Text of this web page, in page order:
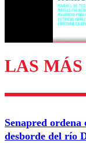
LAS
Senapred ordena
desborde del río